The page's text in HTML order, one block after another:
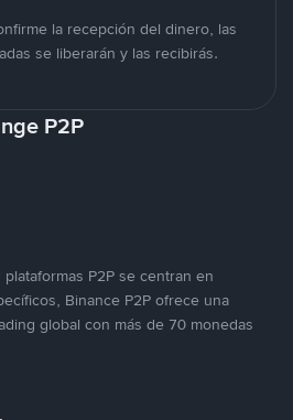
la recepción del dinero, las
se liberarán y las recibirás.
P2P
P2P se centran en
Binance P2P ofrece una
global con más de 70 monedas